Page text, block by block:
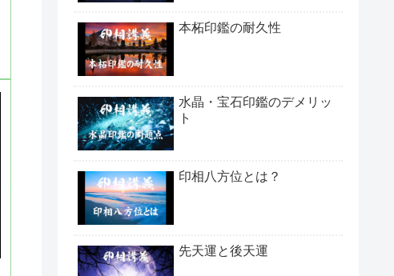
本柘印鑑の耐久性
水晶・宝石印鑑のデメリッ
ト
印相八方位とは？
先天運と後天運